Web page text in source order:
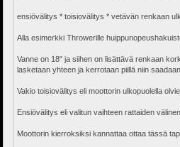
ensiövälitys * toisiovälitys * vetävän renkaan
Alla esimerkki Throwerille
Vanne on 18" ja siihen on lisättävä renkaan
lasketaan yhteen ja kerrotaan piillä niin
Vakio toisiovälitys eli moottorin ulkopuolella
Ensiövälitys eli valitun vaihteen rattaiden
Moottorin kierroksiksi kannattaa ottaa tässä